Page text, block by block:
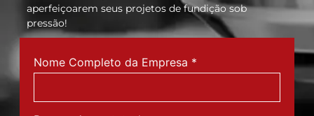
deixe nossos especialistas orientarem e
aperfeiçoarem seus projetos de fundição sob
pressão!
Nome Completo da Empresa *